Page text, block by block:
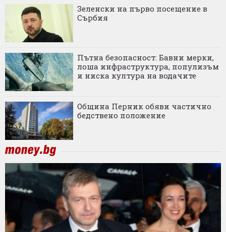
Зеленски на първо посещение в
Сърбия
Пътна безопасност: Бавни мерки,
лоша инфраструктура, популизъм
и ниска култура на водачите
Община Перник обяви частично
бедствено положение